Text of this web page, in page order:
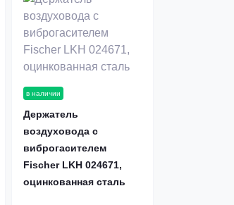
в наличии
Держатель
воздуховода с
виброгасителем
Fischer LKH 024671,
оцинкованная сталь